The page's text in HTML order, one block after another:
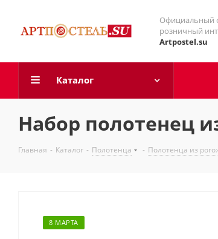
Официальный
розничный
Artpostel.su
Каталог
Набор полотенец
Главная - Каталог - Полотенца - Полотенца из
8 МАРТА